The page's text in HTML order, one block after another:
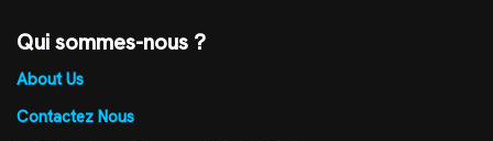
Qui sommes-nous ?
About Us
Contactez Nous